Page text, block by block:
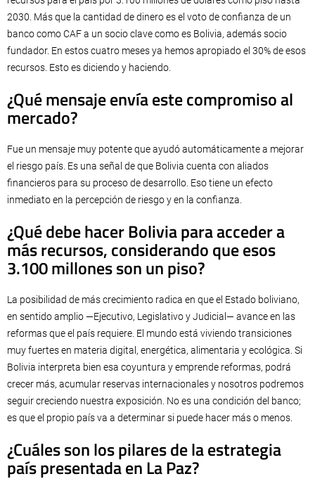
2030. Más que la cantidad de dinero es el voto de confianza de un
banco como CAF a un socio clave como es Bolivia, además socio
fundador. En estos cuatro meses ya hemos apropiado el 30% de esos
recursos. Esto es diciendo y haciendo.
¿Qué mensaje envía este compromiso al
mercado?
Fue un mensaje muy potente que ayudó automáticamente a mejorar
el riesgo país. Es una señal de que Bolivia cuenta con aliados
financieros para su proceso de desarrollo. Eso tiene un efecto
inmediato en la percepción de riesgo y en la confianza.
¿Qué debe hacer Bolivia para acceder a
más recursos, considerando que esos
3.100 millones son un piso?
La posibilidad de más crecimiento radica en que el Estado boliviano,
en sentido amplio —Ejecutivo, Legislativo y Judicial— avance en las
reformas que el país requiere. El mundo está viviendo transiciones
muy fuertes en materia digital, energética, alimentaria y ecológica. Si
Bolivia interpreta bien esa coyuntura y emprende reformas, podrá
crecer más, acumular reservas internacionales y nosotros podremos
seguir creciendo nuestra exposición. No es una condición del banco;
es que el propio país va a determinar si puede hacer más o menos.
¿Cuáles son los pilares de la estrategia
país presentada en La Paz?